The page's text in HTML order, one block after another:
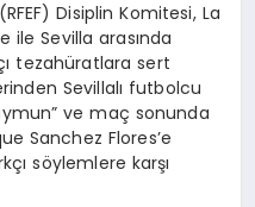
Disiplin Komitesi, La
ile Sevilla arasında
tezahüratlara sert
Sevillalı futbolcu
ve maç sonunda
Sanchez Flores’e
söylemlere karşı